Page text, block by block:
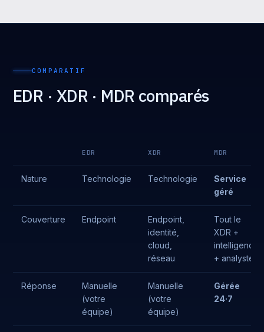
COMPARATIF
EDR · XDR · MDR comparés
EDR XDR MDR
Nature Technologie Technologie
Service
géré
Couverture Endpoint
Endpoint,
identité,
cloud,
réseau
Tout le
XDR +
intelligence
+ analystes
Réponse
Manuelle
(votre
équipe)
Manuelle
(votre
équipe)
Gérée
24·7